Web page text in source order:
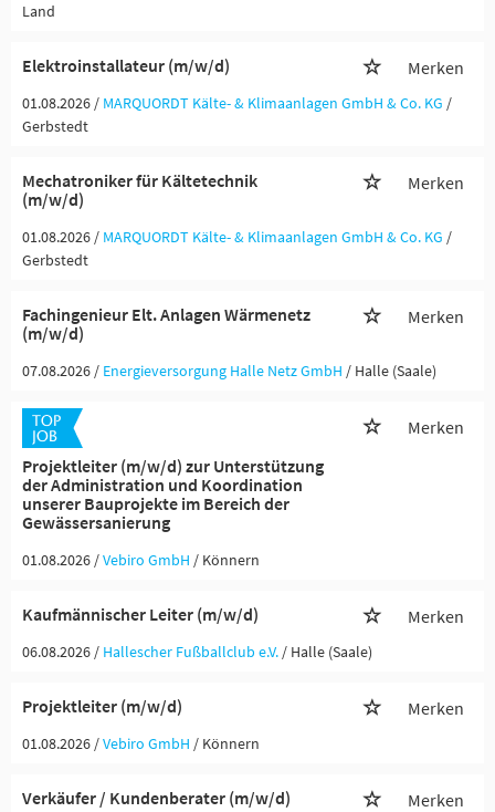
Land
Elektroinstallateur (m/w/d) Merken
01.08.2026 / MARQUORDT Kälte- & Klimaanlagen GmbH & Co. KG /
Gerbstedt
Mechatroniker für Kältetechnik
(m/w/d)
Merken
01.08.2026 / MARQUORDT Kälte- & Klimaanlagen GmbH & Co. KG /
Gerbstedt
Fachingenieur Elt. Anlagen Wärmenetz
(m/w/d)
Merken
07.08.2026 / Energieversorgung Halle Netz GmbH / Halle (Saale)
Projektleiter (m/w/d) zur Unterstützung
der Administration und Koordination
unserer Bauprojekte im Bereich der
Gewässersanierung
Merken
01.08.2026 /Vebiro GmbH / Könnern
Kaufmännischer Leiter (m/w/d) Merken
06.08.2026 / Hallescher Fußballclub e.V. / Halle (Saale)
Projektleiter (m/w/d) Merken
01.08.2026 /Vebiro GmbH / Könnern
Verkäufer / Kundenberater (m/w/d) Merken